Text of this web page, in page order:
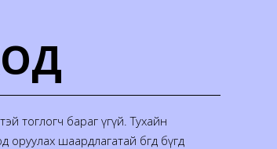
тоглогч бараг үгүй. Тухайн
шаардлагатай бөгөөд бүгд